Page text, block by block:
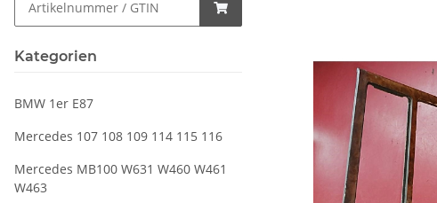
Kategorien
BMW 1er E87
Mercedes 107 108 109 114 115 116
Mercedes MB100 W631 W460 W461
W463